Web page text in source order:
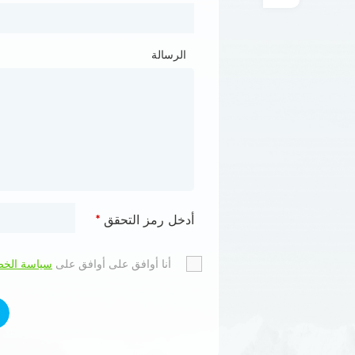
الرسالة
أدخل رمز التحقق *
أنا أوافق على أوافق على سياسة
الرسالة
أدخل رمز التحقق *
أوافق علىسياسة الخصوصيةوأقبل